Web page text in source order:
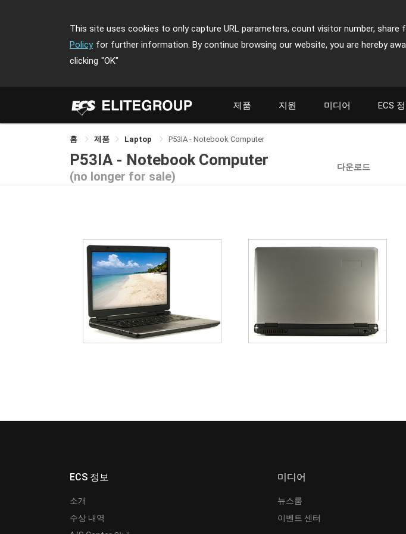
This site uses cookies to only capture URL parameters, count visitor number, share
Policy for further information. By continue browsing our website, you are hereby
clicking "OK"
제품 지원 미디어 ECS
홈 제품 Laptop P53IA - Notebook Computer
P53IA - Notebook Computer
(no longer for sale)
다운로드
ECS 정보
소개
수상 내역
미디어
뉴스룸
이벤트 센터